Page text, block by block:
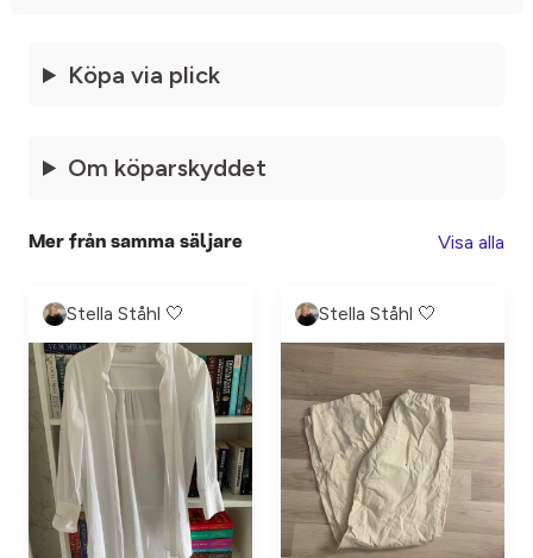
Köpa via plick
Om köparskyddet
Mer från samma säljare Visa alla
Stella Ståhl 🤍 Stella Ståhl 🤍